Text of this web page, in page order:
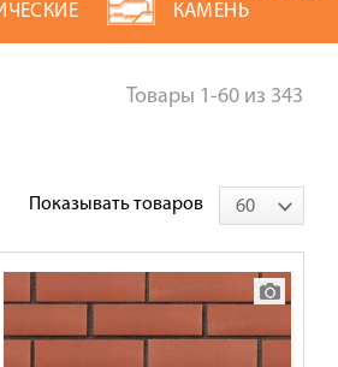
КАМЕНЬ
Товары 1-60из 343
Показывать товаров 60